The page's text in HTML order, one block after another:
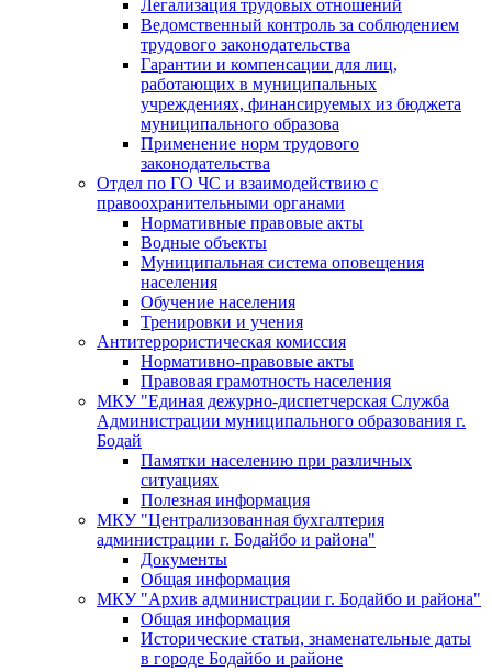
Легализация трудовых отношений
Ведомственный контроль за соблюдением
трудового законодательства
Гарантии и компенсации для лиц,
работающих в муниципальных
учреждениях, финансируемых из бюджета
муниципального образова
Применение норм трудового
законодательства
Отдел по ГО ЧС и взаимодействию с
правоохранительными органами
Нормативные правовые акты
Водные объекты
Муниципальная система оповещения
населения
Обучение населения
Тренировки и учения
Антитеррористическая комиссия
Нормативно-правовые акты
Правовая грамотность населения
МКУ "Единая дежурно-диспетчерская Служба
Администрации муниципального образования г.
Бодай
Памятки населению при различных
ситуациях
Полезная информация
МКУ "Централизованная бухгалтерия
администрации г. Бодайбо и района"
Документы
Общая информация
МКУ "Архив администрации г. Бодайбо и района"
Общая информация
Исторические статьи, знаменательные даты
в городе Бодайбо и районе